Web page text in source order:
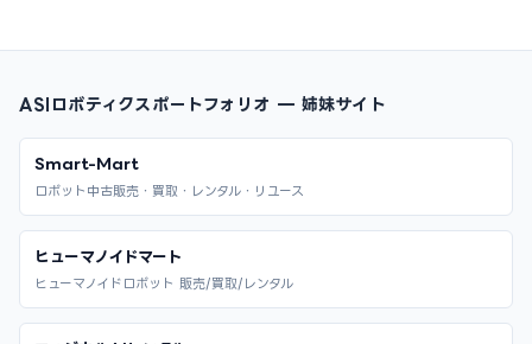
ASIロボティクスポートフォリオ — 姉妹サイト
Smart-Mart
ロボット中古販売・買取・レンタル・リユース
ヒューマノイドマート
ヒューマノイドロボット 販売/買取/レンタル